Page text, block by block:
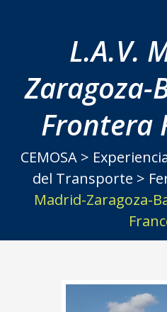
L.A.V.
Zaragoza-
Frontera
CEMOSA >
del Transporte >
Madrid-Zaragoza-